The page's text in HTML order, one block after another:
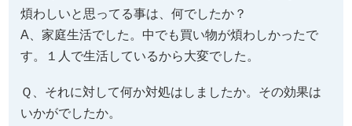
煩わしいと思ってる事は、何でしたか？
A、家庭生活でした。中でも買い物が煩わしかったで
す。１人で生活しているから大変でした。
Ｑ、それに対して何か対処はしましたか。その効果は
いかがでしたか。